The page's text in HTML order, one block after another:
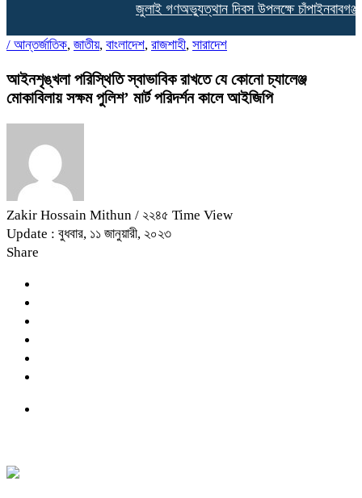
জুলাই গণঅভ্যুত্থান দিবস উপলক্ষে চাঁপাইনবাবগঞ্জ
/ আন্তর্জাতিক, জাতীয়, বাংলাদেশ, রাজশাহী, সারাদেশ
আইনশৃঙ্খলা পরিস্থিতি স্বাভাবিক রাখতে যে কোনো চ্যালেঞ্জ
মোকাবিলায় সক্ষম পুলিশ’ মার্ট পরিদর্শন কালে আইজিপি
Zakir Hossain Mithun / ২২৪৫ Time View
Update : বুধবার, ১১ জানুয়ারী, ২০২৩
Share